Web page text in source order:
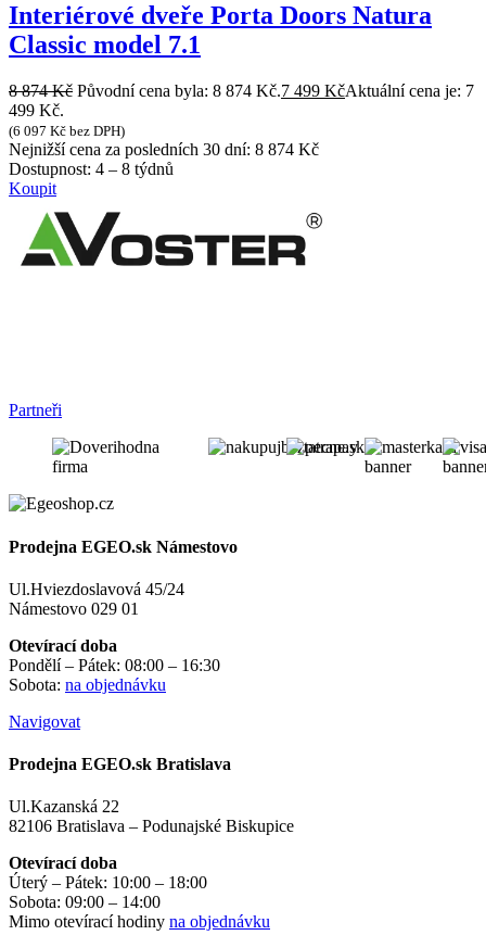
Interiérové dveře Porta Doors Natura
Classic model 7.1
8 874Kč Původní cena byla: 8 874 Kč.7 499 KčAktuální cena je: 7
499 Kč.
(6 097 Kč bez DPH)
Nejnižší cena za posledních 30 dní: 8 874 Kč
Dostupnost: 4 – 8 týdnů
Koupit
Partneři
Prodejna EGEO.sk Námestovo
Ul.Hviezdoslavová 45/24
Námestovo 029 01
Otevírací doba
Pondělí – Pátek: 08:00 – 16:30
Sobota: na objednávku
Navigovat
Prodejna EGEO.sk Bratislava
Ul.Kazanská 22
82106 Bratislava – Podunajské Biskupice
Otevírací doba
Úterý – Pátek: 10:00 – 18:00
Sobota: 09:00 – 14:00
Mimo otevírací hodiny na objednávku